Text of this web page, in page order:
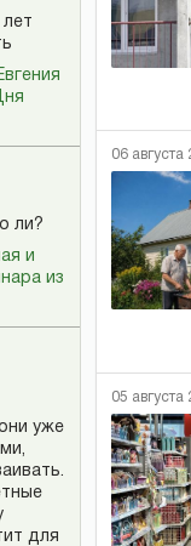
лет
ли?
и
из
уже
для
06 августа
05 августа